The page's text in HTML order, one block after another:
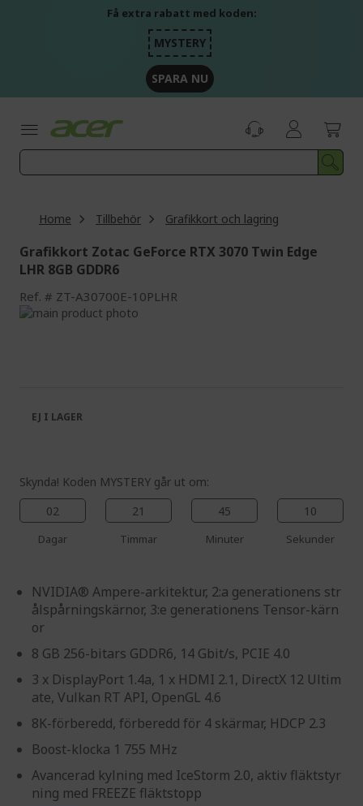
Få extra rabatt med koden:
MYSTERY
SPARA NU
Home Tillbehör Grafikkort och lagring
Grafikkort Zotac GeForce RTX 3070 Twin Edge
LHR 8GB GDDR6
Ref. ZT-A30700E-10PLHR
Skip
images
gallery
the
images
Skynda! Koden MYSTERY går ut om:
02
Dagar
21
Timmar
45
Minuter
10
Sekunder
NVIDIA® Ampere-arkitektur, 2:a generationens str
ålspårningskärnor, 3:e generationens Tensor-kärn
or
8 GB 256-bitars GDDR6, 14 Gbit/s, PCIE 4.0
3 x DisplayPort 1.4a, 1 x HDMI 2.1, DirectX 12 Ultim
ate, Vulkan RT API, OpenGL 4.6
8K-förberedd, förberedd för 4 skärmar, HDCP 2.3
Boost-klocka 1 755 MHz
Avancerad kylning med IceStorm 2.0, aktiv fläktstyr
ning med FREEZE fläktstopp
EJ I LAGER